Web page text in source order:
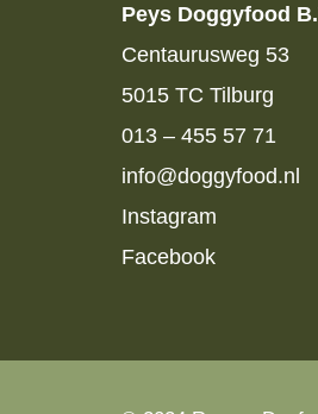
Peys Doggyfood
Centaurusweg 53
5015 TC Tilburg
013 – 455 57 71
info@doggyfood.nl
Instagram
Facebook